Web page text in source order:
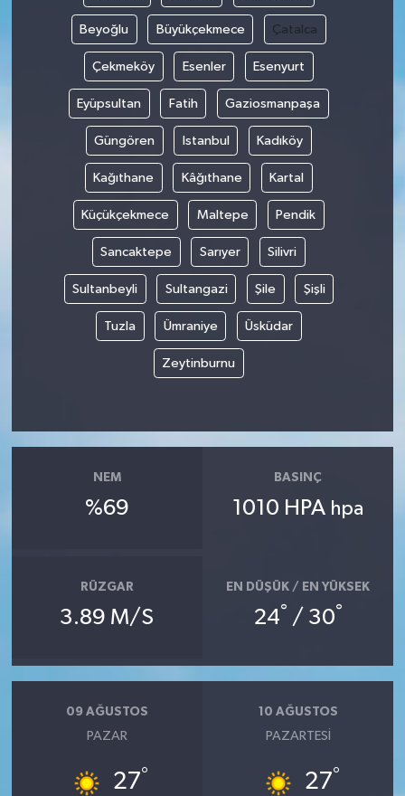
Beyoğlu Büyükçekmece Çatalca
Çekmeköy Esenler Esenyurt
Eyüpsultan Fatih Gaziosmanpaşa
Güngören Istanbul Kadıköy
Kağıthane Kâğıthane Kartal
Küçükçekmece Maltepe Pendik
Sancaktepe Sarıyer Silivri
Sultanbeyli Sultangazi Şile Şişli
Tuzla Ümraniye Üsküdar
Zeytinburnu
NEM
%69
BASINÇ
1010 HPA hpa
RÜZGAR
3.89 M/S
EN DÜŞÜK / EN YÜKSEK
24° / 30°
09 AĞUSTOS
PAZAR
27°
10 AĞUSTOS
PAZARTESI
27°